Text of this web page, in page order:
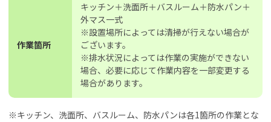
作業箇所
キッチン＋洗面所＋バスルーム＋防水パン＋
外マス一式
※設置場所によっては清掃が行えない場合が
ございます。
※排水状況によっては作業の実施ができない
場合、必要に応じて作業内容を一部変更する
場合があります。
※キッチン、洗面所、バスルーム、防水パンは各1箇所の作業とな